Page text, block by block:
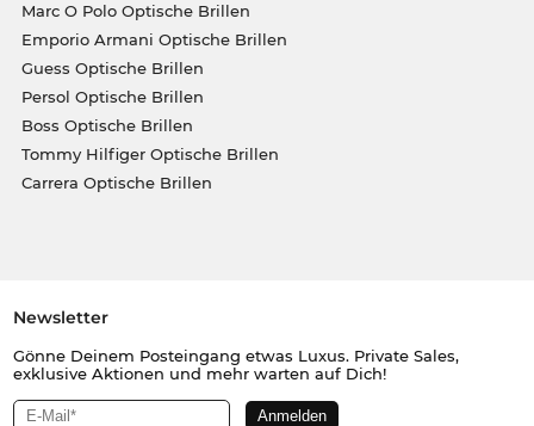
Marc O Polo Optische Brillen
Emporio Armani Optische Brillen
Guess Optische Brillen
Persol Optische Brillen
Boss Optische Brillen
Tommy Hilfiger Optische Brillen
Carrera Optische Brillen
Newsletter
Gönne Deinem Posteingang etwas Luxus. Private Sales,
exklusive Aktionen und mehr warten auf Dich!